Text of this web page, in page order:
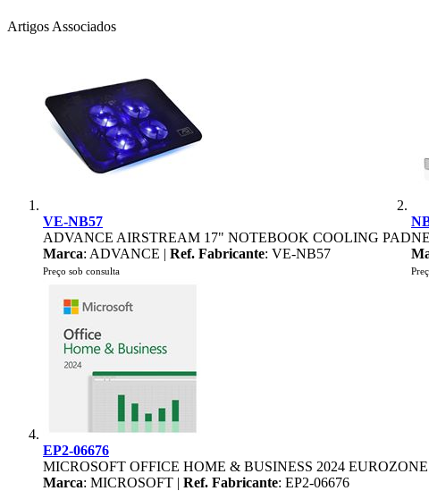
Artigos Associados
VE-NB57
ADVANCE AIRSTREAM 17" NOTEBOOK COOLING PAD
Marca: ADVANCE | Ref. Fabricante: VE-NB57
Preço sob consulta
EP2-06676
MICROSOFT OFFICE HOME & BUSINESS 2024
Marca: MICROSOFT | Ref. Fabricante: EP2-06676